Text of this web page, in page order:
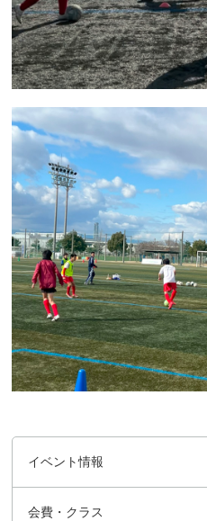
イベント情報
会費・クラス